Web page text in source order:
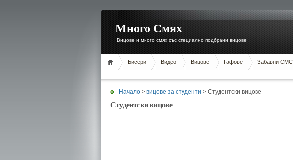
Много Смях
Вицове и много смях със специално подбрани вицове
Бисери Видео Вицове Гафове Забавни СМС
Начало > вицове за студенти > Студентски вицове
Студентски вицове